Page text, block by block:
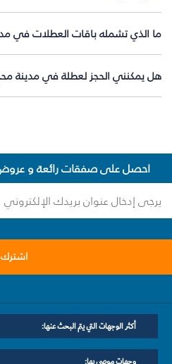
ما الذي تشمله باقات العطلات في
هل يمكنني الحجز لعطلة في مدينة
احصل على صفقات رائعة و
اشترك
أكثر الوجهات التي يتم البحث عنها:
وجهات موصى بها: